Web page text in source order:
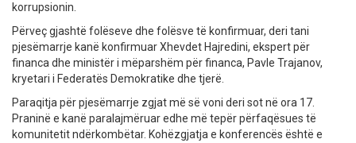
korrupsionin.
Përveç gjashtë folëseve dhe folësve të konfirmuar, deri tani
pjesëmarrje kanë konfirmuar Xhevdet Hajredini, ekspert për
financa dhe ministër i mëparshëm për financa, Pavle Trajanov,
kryetari i Federatës Demokratike dhe tjerë.
Paraqitja për pjesëmarrje zgjat më së voni deri sot në ora 17.
Praninë e kanë paralajmëruar edhe më tepër përfaqësues të
komunitetit ndërkombëtar. Kohëzgjatja e konferencës është e